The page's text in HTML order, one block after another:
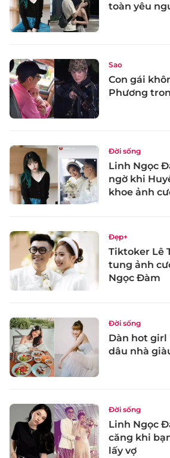
toàn yêu
Sao
Con gái
Phương
Đời sống
Linh Ngọc
ngờ khi
khoe ảnh
Đẹp+
Tiktoker Lê
tung ảnh
Ngọc Đàm
Đời sống
Dàn hot girl
dâu nhà
Đời sống
Linh Ngọc
căng khi
lấy vợ